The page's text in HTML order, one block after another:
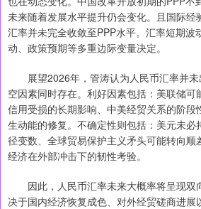
未来随着发展水平提升仍会变化。且国际经
汇率并未完全收敛至PPP水平。汇率短期波
动、政策预期等多重边际变量决定。
展望2026年，管涛认为人民币汇率并未
空因素同时存在。利好因素包括：美联储
信用受损的长期影响、中美经贸关系的阶段
生动能的修复。不确定性则包括：美元未必
径变数、全球贸易保护主义矛头可能转向顺
经济在外部冲击下的韧性考验。
因此，人民币汇率未来大概率将呈现双
决于国内经济恢复成色、对外经贸磋商进展